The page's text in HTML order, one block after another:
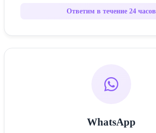
Ответим в течение 24 часов
WhatsApp